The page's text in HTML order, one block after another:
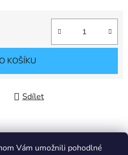
Vám umožnili pohodlné
KOŠÍKU
Sdílet